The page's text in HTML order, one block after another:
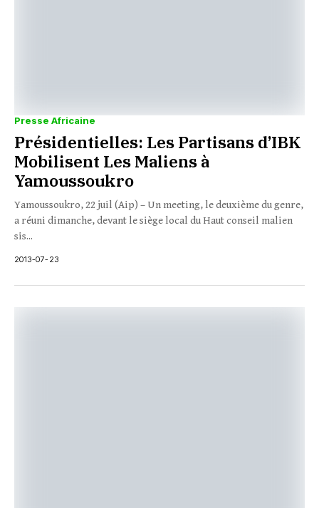
Presse Africaine
Présidentielles: Les Partisans d’IBK
Mobilisent Les Maliens à
Yamoussoukro
Yamoussoukro, 22 juil (Aip) – Un meeting, le deuxième du genre,
a réuni dimanche, devant le siège local du Haut conseil malien
sis...
2013-07-23